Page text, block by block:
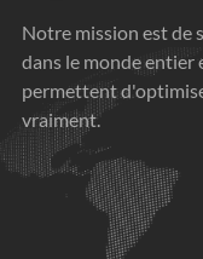
Notre mission est de
dans le monde entier
permettent
vraiment.